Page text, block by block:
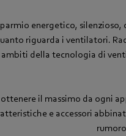
energetico,
riguarda i ventilatori.
della tecnologia di
ottenere il massimo da ogni
e accessori